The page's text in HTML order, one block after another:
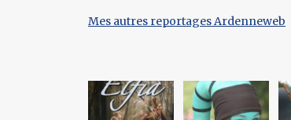
Mes autres reportages Ardenneweb